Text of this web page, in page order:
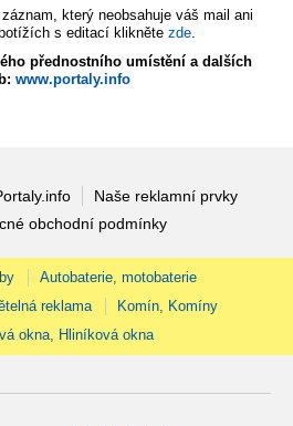
který neobsahuje váš mail ani
s editací klikněte zde.
přednostního umístění a dalších
www.portaly.info
Naše reklamní prvky
obchodní podmínky
Autobaterie, motobaterie
reklama
Komín, Komíny
okna, Hliníková okna